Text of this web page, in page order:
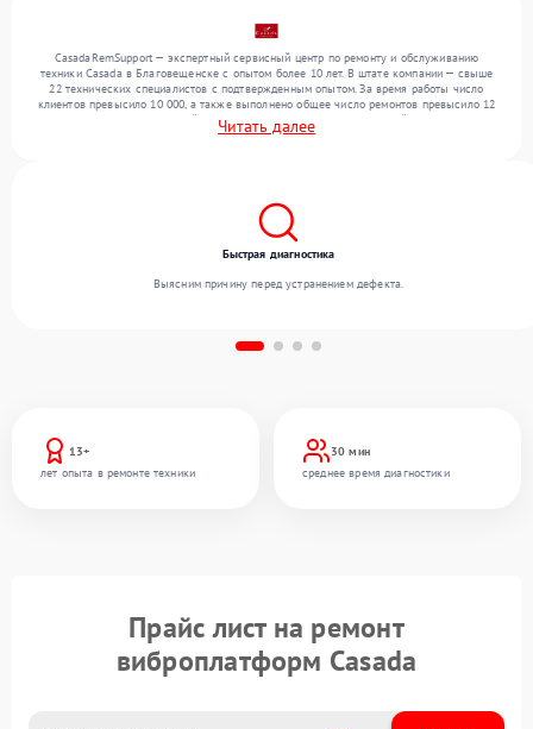
CasadaRemSupport — экспертный сервисный центр по ремонту и обслуживанию
техники Casada в Благовещенске с опытом более 10 лет. В штате компании — свыше
22 технических специалистов с подтвержденным опытом. За время работы число
клиентов превысило 10 000, а также выполнено общее число ремонтов превысило 12
000. Ежемесячно в сервисный центр поступает более 300 обращений, включая , , . Мы
работаем с широким спектром неисправностей и обеспечиваем надежный результат
Читать далее
13+
лет опыта в ремонте техники
30 мин
среднее время диагностики
Быстрая диагностика
Выясним причину перед устранением дефекта.
Прайс лист на ремонт
виброплатформ Casada